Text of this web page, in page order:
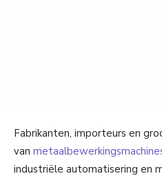
Fabrikanten, importeurs en
van
industriële automatisering en